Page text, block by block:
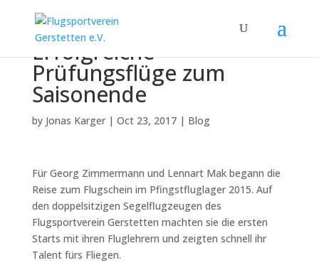
Erfolgreiche
Prüfungsflüge zum
Saisonende
by Jonas Karger| Oct 23, 2017| Blog
Für Georg Zimmermann und Lennart Mak begann die
Reise zum Flugschein im Pfingstfluglager 2015. Auf
den doppelsitzigen Segelflugzeugen des
Flugsportverein Gerstetten machten sie die ersten
Starts mit ihren Fluglehrern und zeigten schnell ihr
Talent fürs Fliegen.